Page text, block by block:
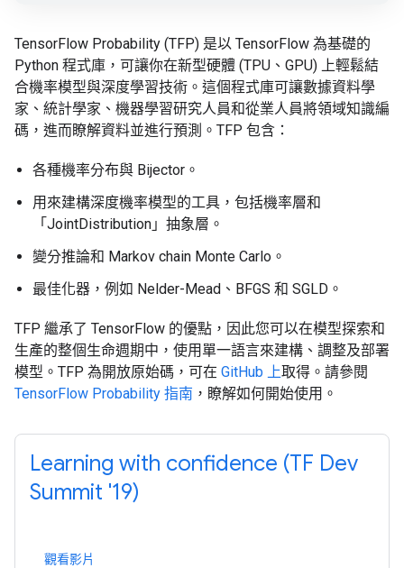
TensorFlow Probability (TFP) 是以 TensorFlow 為基礎的
Python 程式庫，可讓你在新型硬體 (TPU、GPU) 上輕鬆結
合機率模型與深度學習技術。這個程式庫可讓數據資料學
家、統計學家、機器學習研究人員和從業人員將領域知識編
碼，進而瞭解資料並進行預測。TFP 包含：
各種機率分布與 Bijector。
用來建構深度機率模型的工具，包括機率層和
「JointDistribution」抽象層。
變分推論和 Markov chain Monte Carlo。
最佳化器，例如 Nelder-Mead、BFGS 和 SGLD。
TFP 繼承了 TensorFlow 的優點，因此您可以在模型探索和
生產的整個生命週期中，使用單一語言來建構、調整及部署
模型。TFP 為開放原始碼，可在 GitHub 上取得。請參閱
TensorFlow Probability 指南 ，瞭解如何開始使用。
Learning with confidence (TF Dev
Summit '19)
觀看影片